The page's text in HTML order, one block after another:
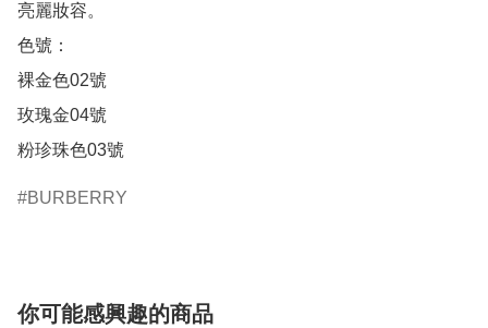
亮麗妝容。
色號：
裸金色02號
玫瑰金04號
粉珍珠色03號
BURBERRY
你可能感興趣的商品